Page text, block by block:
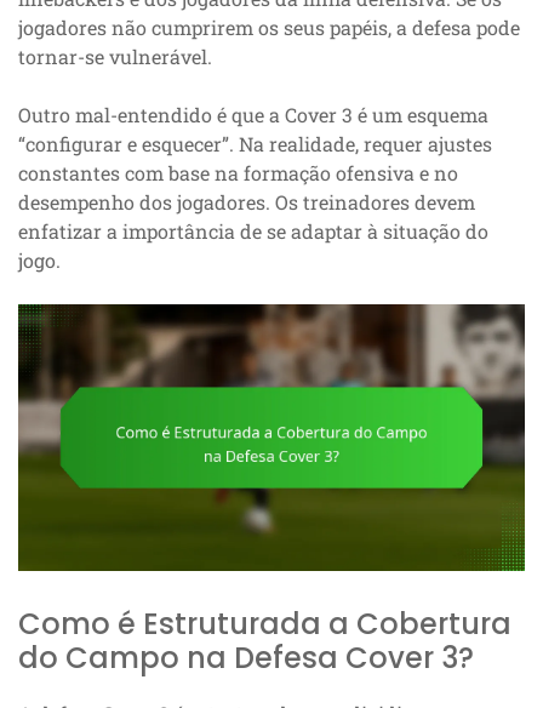
jogadores não cumprirem os seus papéis, a defesa pode
tornar-se vulnerável.
Outro mal-entendido é que a Cover 3 é um esquema
“configurar e esquecer”. Na realidade, requer ajustes
constantes com base na formação ofensiva e no
desempenho dos jogadores. Os treinadores devem
enfatizar a importância de se adaptar à situação do
jogo.
Como é Estruturada a Cobertura
do Campo na Defesa Cover 3?